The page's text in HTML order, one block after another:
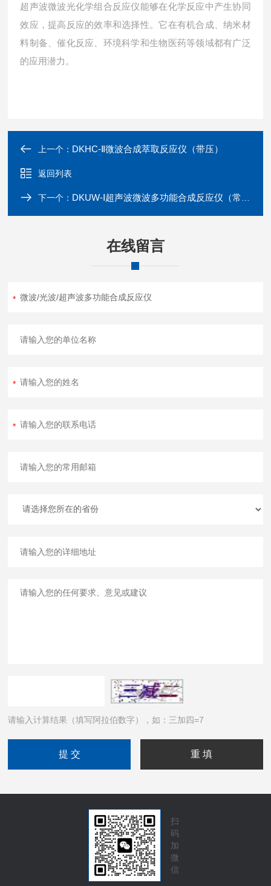
超声波微波光化学组合反应仪能够在化学反应中产生协同
效应，提高反应的效率和选择性。它在有机合成、纳米材
料制备、催化反应、环境科学和生物医药等领域都有广泛
的应用潜力。
上一个： DKHC-Ⅱ微波合成萃取反应仪（带压）
返回列表
下一个： DKUW-Ⅰ超声波微波多功能合成反应仪（常压）
在线留言
请输入计算结果（填写阿拉伯数字），如：三加四=7
扫
码
加
微
信